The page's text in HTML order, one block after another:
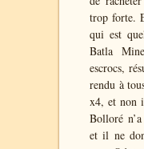
trop forte.
qui est
Batla
escrocs,
rendu à
x4, et non
Bolloré
et il ne